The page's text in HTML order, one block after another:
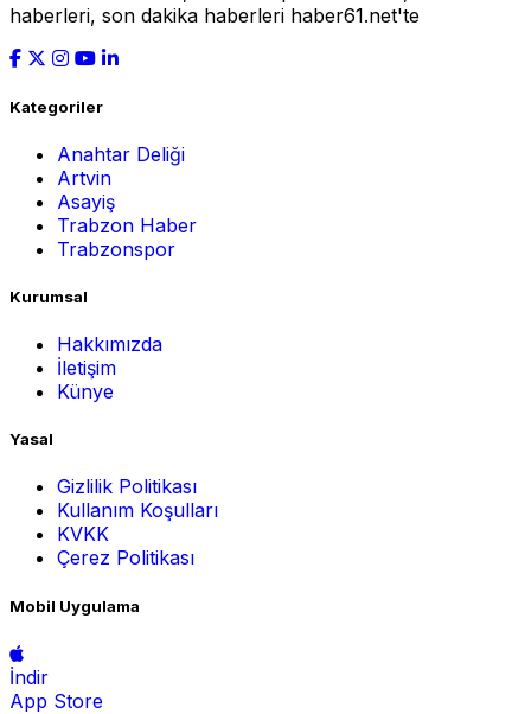
haberleri, son dakika haberleri haber61.net'te
Kategoriler
Anahtar Deliği
Artvin
Asayiş
Trabzon Haber
Trabzonspor
Kurumsal
Hakkımızda
İletişim
Künye
Yasal
Gizlilik Politikası
Kullanım Koşulları
KVKK
Çerez Politikası
Mobil Uygulama
İndir
App Store